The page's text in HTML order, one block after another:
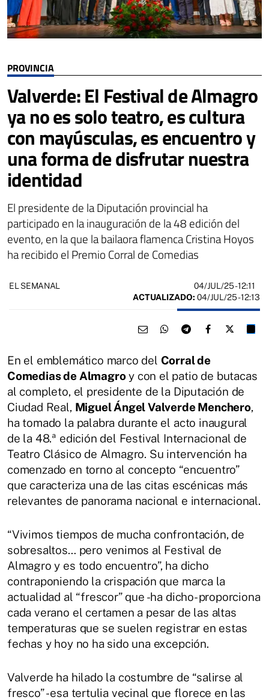
PROVINCIA
Valverde: El Festival de Almagro
ya no es solo teatro, es cultura
con mayúsculas, es encuentro y
una forma de disfrutar nuestra
identidad
El presidente de la Diputación provincial ha
participado en la inauguración de la 48 edición del
evento, en la que la bailaora flamenca Cristina Hoyos
ha recibido el Premio Corral de Comedias
EL SEMANAL 04/JUL/25- 12:11
ACTUALIZADO: 04/JUL/25 - 12:13
En el emblemático marco del Corral de
Comedias de Almagroy con el patio de butacas
al completo, el presidente de la Diputación de
Ciudad Real, Miguel Ángel Valverde Menchero,
ha tomado la palabra durante el acto inaugural
de la 48.ª edición del Festival Internacional de
Teatro Clásico de Almagro. Su intervención ha
comenzado en torno al concepto “encuentro”
que caracteriza una de las citas escénicas más
relevantes de panorama nacional e internacional.
“Vivimos tiempos de mucha confrontación, de
sobresaltos… pero venimos al Festival de
Almagro y es todo encuentro”, ha dicho
contraponiendo la crispación que marca la
actualidad al “frescor” que -ha dicho- proporciona
cada verano el certamen a pesar de las altas
temperaturas que se suelen registrar en estas
fechas y hoy no ha sido una excepción.
Valverde ha hilado la costumbre de “salirse al
fresco” -esa tertulia vecinal que florece en las